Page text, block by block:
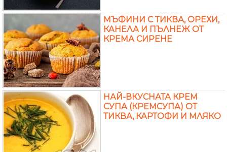
МЪФИНИ С ТИКВА, ОРЕХИ,
КАНЕЛА И ПЪЛНЕЖ ОТ
КРЕМА СИРЕНЕ
НАЙ-ВКУСНАТА КРЕМ
СУПА (КРЕМСУПА) ОТ
ТИКВА, КАРТОФИ И МЛЯКО